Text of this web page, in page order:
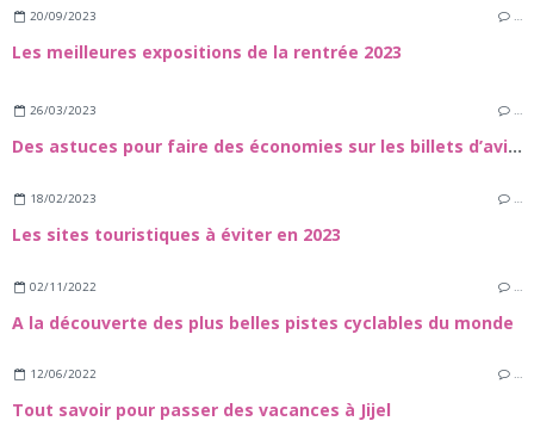
20/09/2023 …
Les meilleures expositions de la rentrée 2023
26/03/2023 …
Des astuces pour faire des économies sur les billets d’avion ?
18/02/2023 …
Les sites touristiques à éviter en 2023
02/11/2022
A la découverte des plus belles pistes cyclables du monde
12/06/2022 …
Tout savoir pour passer des vacances à Jijel